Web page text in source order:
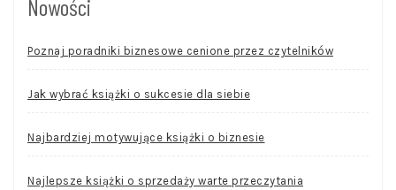
Nowości
Poznaj poradniki biznesowe cenione przez czytelników
Jak wybrać książki o sukcesie dla siebie
Najbardziej motywujące książki o biznesie
Najlepsze książki o sprzedaży warte przeczytania